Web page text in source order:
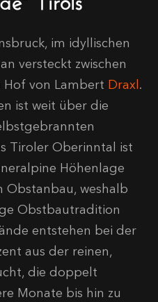
im idyllischen
versteckt zwischen
Hof von Lambert Draxl .
ist weit über die
Tiroler Oberinntal ist
Höhenlage
weshalb
Obstbautradition
entstehen bei der
aus der reinen,
die doppelt
Monate bis hin zu